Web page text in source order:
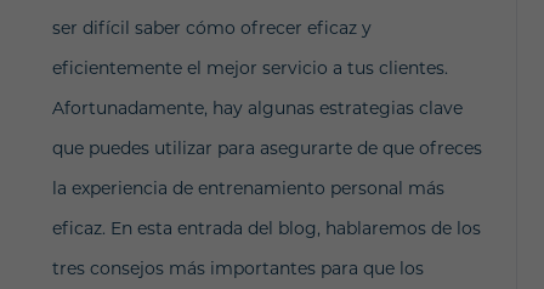
ser difícil saber cómo ofrecer eficaz y
eficientemente el mejor servicio a tus clientes.
Afortunadamente, hay algunas estrategias clave
que puedes utilizar para asegurarte de que ofreces
la experiencia de entrenamiento personal más
eficaz. En esta entrada del blog, hablaremos de los
tres consejos más importantes para que los